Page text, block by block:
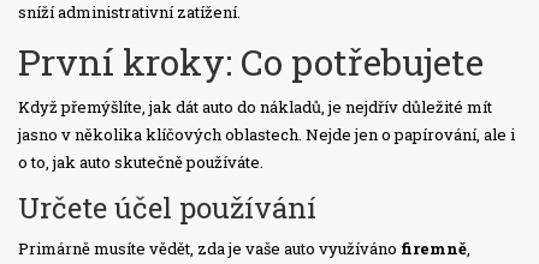
sníží administrativní zatížení.
První kroky: Co potřebujete
Když přemýšlíte, jak dát auto do nákladů, je nejdřív důležité mít
jasno v několika klíčových oblastech. Nejde jen o papírování, ale i
o to, jak auto skutečně používáte.
Určete účel používání
Primárně musíte vědět, zda je vaše auto využíváno firemně,